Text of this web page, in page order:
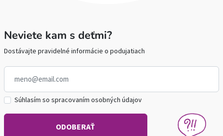
Neviete kam s deťmi?
Dostávajte pravidelné informácie o podujatiach
Súhlasím so spracovaním osobných údajov